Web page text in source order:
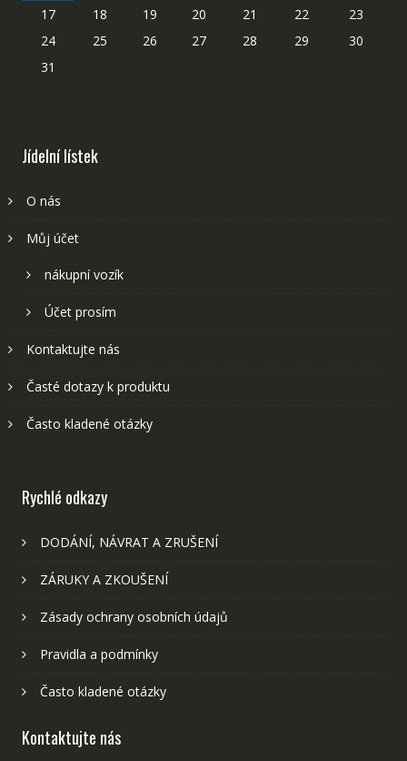
17
18 19 20 21 22
23
24
25 26 27 28 29
30
31
Jídelní lístek
O nás
Můj účet
nákupní vozík
Účet prosím
Kontaktujte nás
Časté dotazy k produktu
Často kladené otázky
Rychlé odkazy
DODÁNÍ, NÁVRAT A ZRUŠENÍ
ZÁRUKY A ZKOUŠENÍ
Zásady ochrany osobních údajů
Pravidla a podmínky
Často kladené otázky
Kontaktujte nás